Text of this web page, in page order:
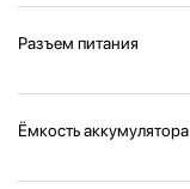
Разъем питания
Ёмкость аккумулятора